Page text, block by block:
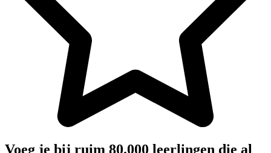
Voeg je bij ruim 80.000 leerlingen die al